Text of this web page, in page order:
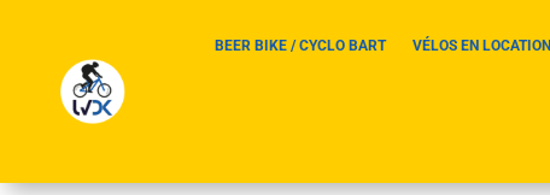
BEER BIKE / CYCLO BART VÉLOS EN LOCATION